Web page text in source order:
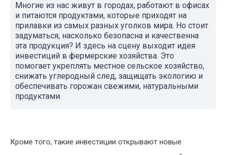
Многие из нас живут в городах, работают в офисах
и питаются продуктами, которые приходят на
прилавки из самых разных уголков мира. Но стоит
задуматься, насколько безопасна и качественна
эта продукция? И здесь на сцену выходит идея
инвестиций в фермерские хозяйства. Это
помогает укреплять местное сельское хозяйство,
снижать углеродный след, защищать экологию и
обеспечивать горожан свежими, натуральными
продуктами.
Кроме того, такие инвестиции открывают новые